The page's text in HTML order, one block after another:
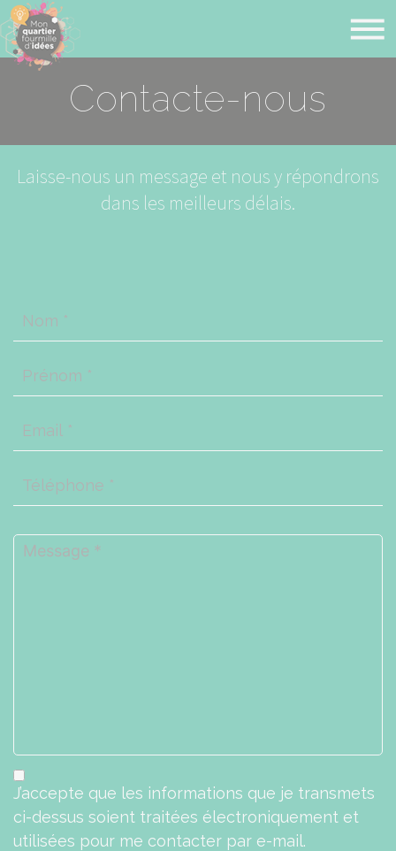
Contacte-nous
Laisse-nous un message et nous y répondrons
dans les meilleurs délais.
Nom
Prénom
Email*
Téléphone
Message*
Ok
J’accepte que les informations que je transmets
ci-dessus soient traitées électroniquement et
utilisées pour me contacter par e-mail.